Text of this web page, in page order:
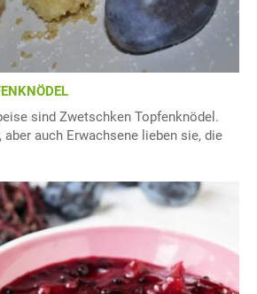
sind Zwetschken Topfenknödel.
aber auch Erwachsene lieben sie, die